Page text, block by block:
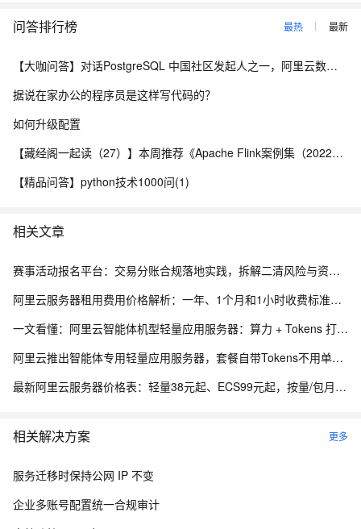
问答排行榜 最热 最新
【大咖问答】对话PostgreSQL 中国社区发起人之一，阿里云数据库高级专家 德哥
据说在家办公的程序员是这样写代码的？
如何升级配置
【藏经阁一起读（27）】本周推荐《Apache Flink案例集（2022版）》，你有哪些心得？
【精品问答】python技术1000问(1)
相关文章
赛事活动报名平台：交易分账合规落地实践，拆解二清风险与资金隔离要点
阿里云服务器租用费用价格解析：一年、1个月和1小时收费标准，轻量、ECS和GPU实例规格族费用清单
一文看懂：阿里云智能体机型轻量应用服务器：算力 + Tokens 打包，部署 RAG 更划算
阿里云推出智能体专用轻量应用服务器，套餐自带Tokens不用单独买，首页5折优惠
最新阿里云服务器价格表：轻量38元起、ECS99元起，按量/包月/包年，新老用户同享优惠明细参考
相关解决方案 更多
服务迁移时保持公网 IP 不变
企业多账号配置统一合规审计